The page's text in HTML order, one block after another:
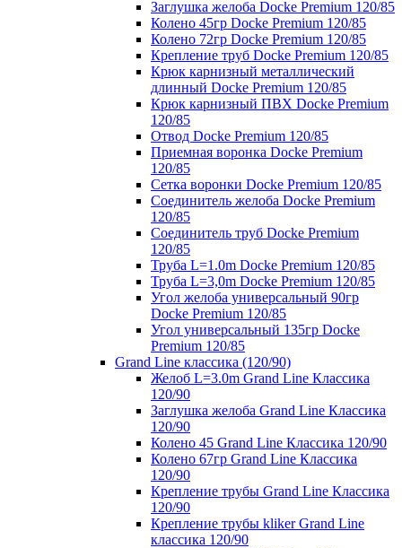
Заглушка желоба Docke Premium 120/85
Колено 45гр Docke Premium 120/85
Колено 72гр Docke Premium 120/85
Крепление труб Docke Premium 120/85
Крюк карнизный металлический
длинный Docke Premium 120/85
Крюк карнизный ПВХ Docke Premium
120/85
Отвод Docke Premium 120/85
Приемная воронка Docke Premium
120/85
Сетка воронки Docke Premium 120/85
Соединитель желоба Docke Premium
120/85
Соединитель труб Docke Premium
120/85
Труба L=1.0m Docke Premium 120/85
Труба L=3,0m Docke Premium 120/85
Угол желоба универсальный 90гр
Docke Premium 120/85
Угол универсальный 135гр Docke
Premium 120/85
Grand Line классика (120/90)
Желоб L=3.0m Grand Line Классика
120/90
Заглушка желоба Grand Line Классика
120/90
Колено 45 Grand Line Классика 120/90
Колено 67гр Grand Line Классика
120/90
Крепление трубы Grand Line Классика
120/90
Крепление трубы kliker Grand Line
классика 120/90